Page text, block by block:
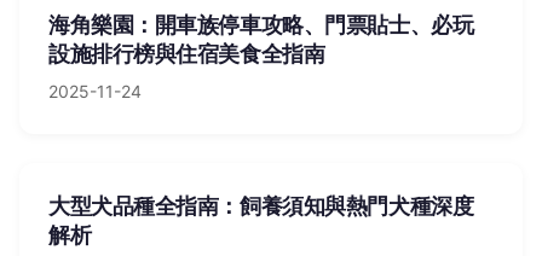
海角樂園：開車族停車攻略、門票貼士、必玩
設施排行榜與住宿美食全指南
2025-11-24
大型犬品種全指南：飼養須知與熱門犬種深度
解析